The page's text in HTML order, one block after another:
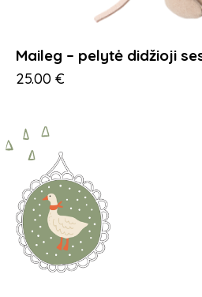
Maileg – pelytė didžioji
25.00 €